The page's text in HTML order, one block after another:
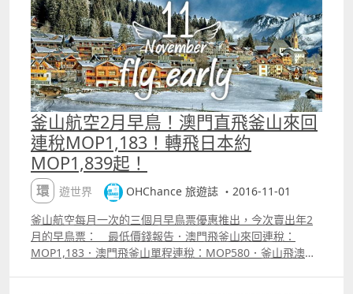
釜山航空2月早鳥！澳門直飛釜山來回
連稅MOP1,183！轉飛日本約
MOP1,839起！
環遊世界
OHChance 旅遊誌 ・2016-11-01
釜山航空每月一次的三個月早鳥票優惠推出，今次賣出年2
月的早鳥票： 最低價錢報告．澳門飛釜山來回連稅：
MOP1,183．澳門飛釜山單程連稅：MOP580．釜山飛澳門